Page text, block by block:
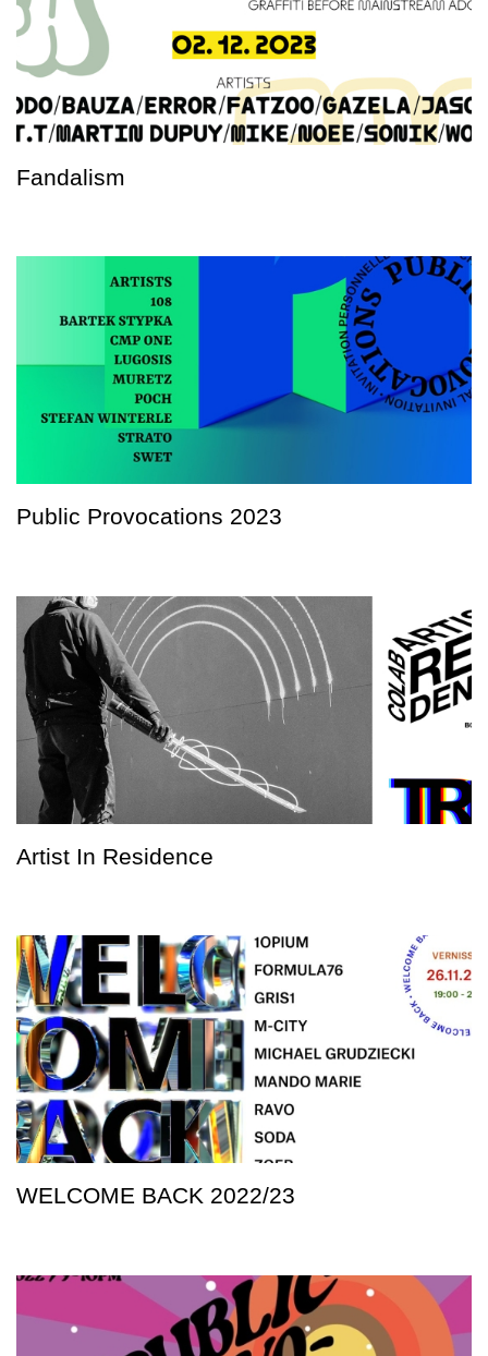
Fandalism
Public Provocations 2023
Artist In Residence
WELCOME BACK 2022/23